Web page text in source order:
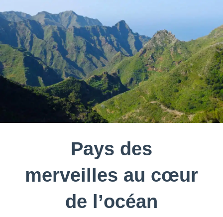
Pays des
merveilles au cœur
de l’océan